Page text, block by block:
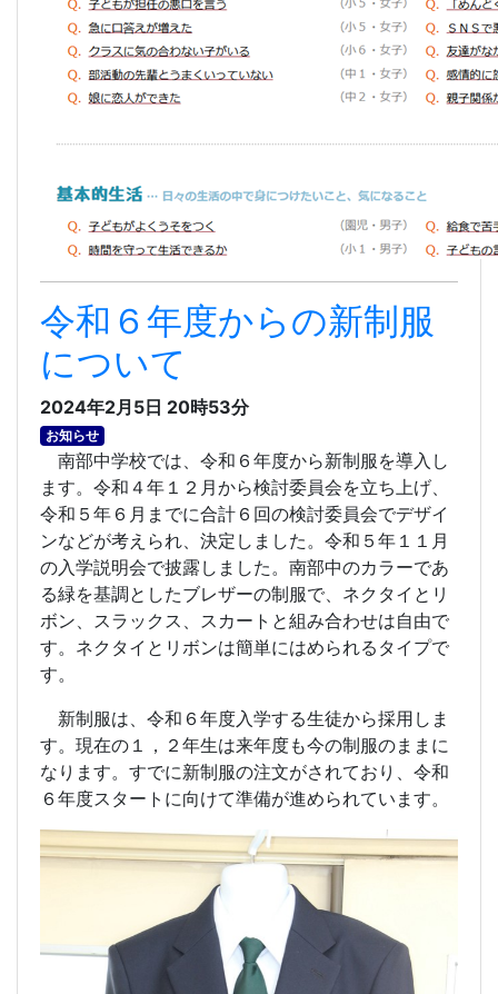
令和６年度からの新制服
について
2024年2月5日 20時53分
お知らせ
南部中学校では、令和６年度から新制服を導入し
ます。令和４年１２月から検討委員会を立ち上げ、
令和５年６月までに合計６回の検討委員会でデザイ
ンなどが考えられ、決定しました。令和５年１１月
の入学説明会で披露しました。南部中のカラーであ
る緑を基調としたブレザーの制服で、ネクタイとリ
ボン、スラックス、スカートと組み合わせは自由で
す。ネクタイとリボンは簡単にはめられるタイプで
す。
新制服は、令和６年度入学する生徒から採用しま
す。現在の１，２年生は来年度も今の制服のままに
なります。すでに新制服の注文がされており、令和
６年度スタートに向けて準備が進められています。